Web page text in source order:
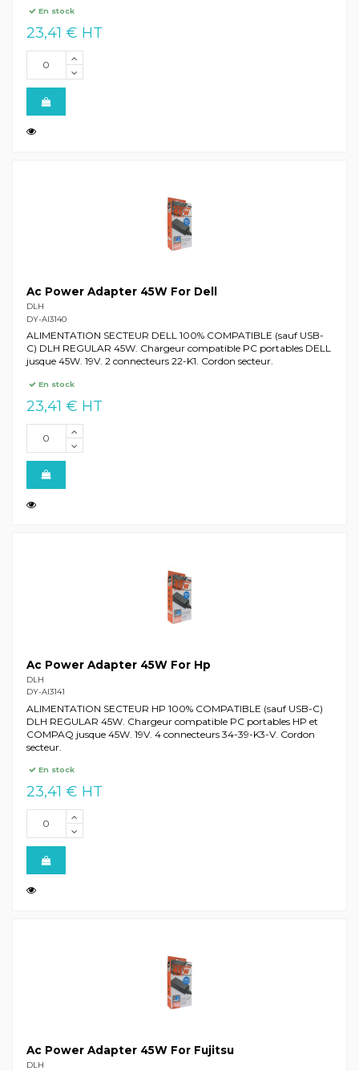
En stock
23,41 € HT
Ac Power Adapter 45W For Dell
DLH
DY-AI3140
ALIMENTATION SECTEUR DELL 100% COMPATIBLE (sauf USB-
C) DLH REGULAR 45W. Chargeur compatible PC portables DELL
jusque 45W. 19V. 2 connecteurs 22-K1. Cordon secteur.
En stock
23,41 € HT
Ac Power Adapter 45W For Hp
DLH
DY-AI3141
ALIMENTATION SECTEUR HP 100% COMPATIBLE (sauf USB-C)
DLH REGULAR 45W. Chargeur compatible PC portables HP et
COMPAQ jusque 45W. 19V. 4 connecteurs 34-39-K3-V. Cordon
secteur.
En stock
23,41 € HT
Ac Power Adapter 45W For Fujitsu
DLH